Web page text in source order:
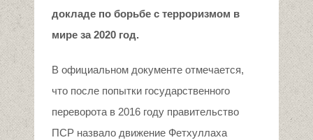
докладе по борьбе с терроризмом в
мире за 2020 год.
В официальном документе отмечается,
что после попытки государственного
переворота в 2016 году правительство
ПСР назвало движение Фетхуллаха